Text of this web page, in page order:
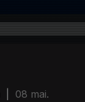
08 mai.